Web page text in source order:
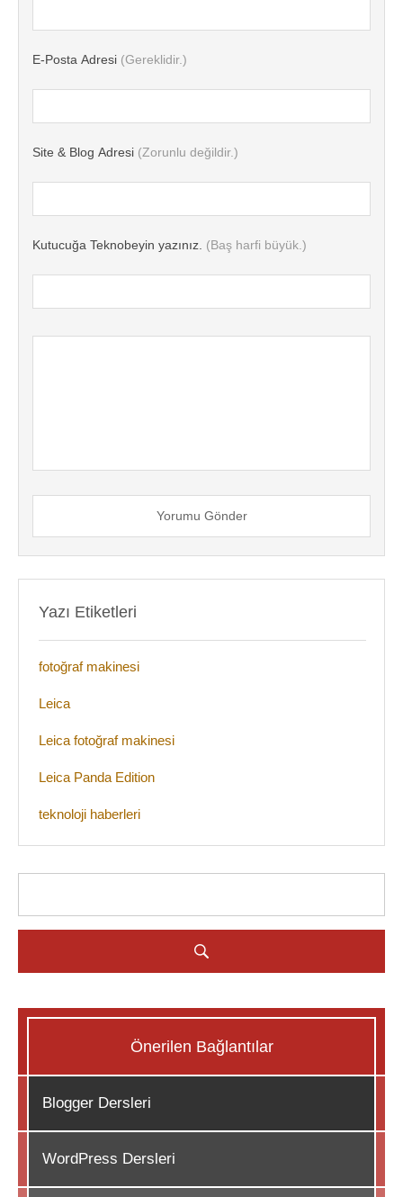
E-Posta Adresi (Gereklidir.)
Site & Blog Adresi (Zorunlu değildir.)
Kutucuğa Teknobeyin yazınız. (Baş harfi büyük.)
Yorumu Gönder
Yazı Etiketleri
fotoğraf makinesi
Leica
Leica fotoğraf makinesi
Leica Panda Edition
teknoloji haberleri
Önerilen Bağlantılar
Blogger Dersleri
WordPress Dersleri